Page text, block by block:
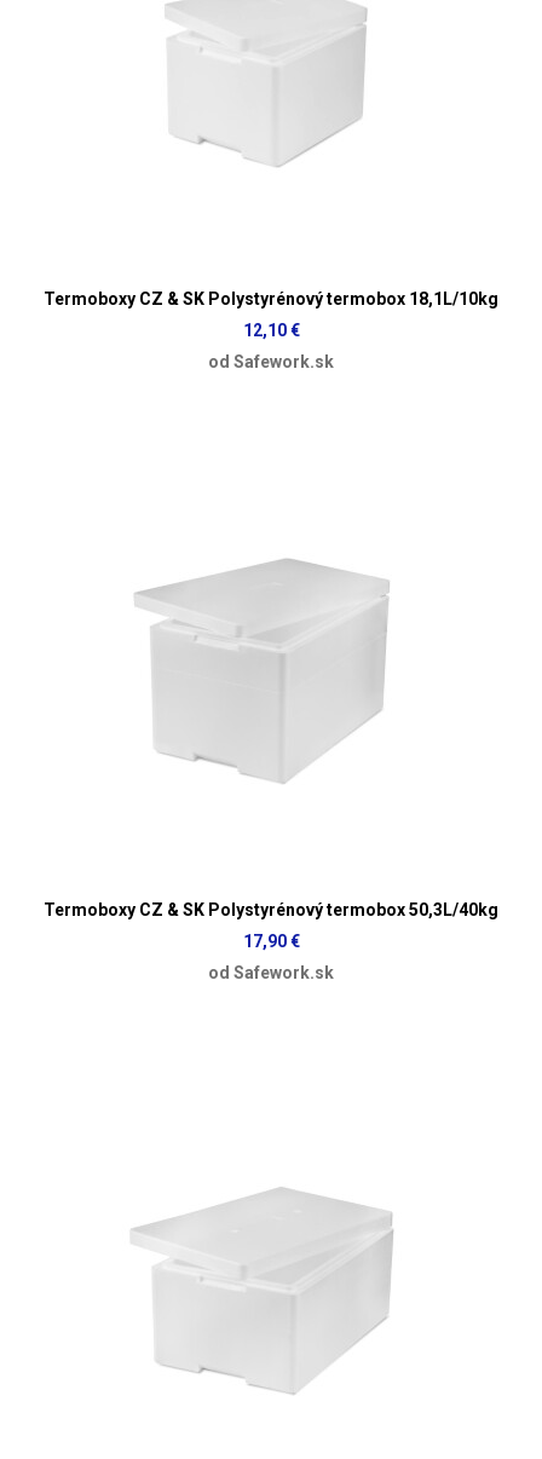
Termoboxy CZ & SK Polystyrénový termobox 18,1L/10kg
12,10 €
od Safework.sk
Termoboxy CZ & SK Polystyrénový termobox 50,3L/40kg
17,90 €
od Safework.sk